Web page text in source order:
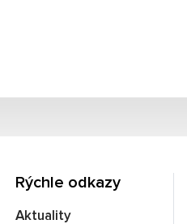
Rýchle odkazy
Aktuality